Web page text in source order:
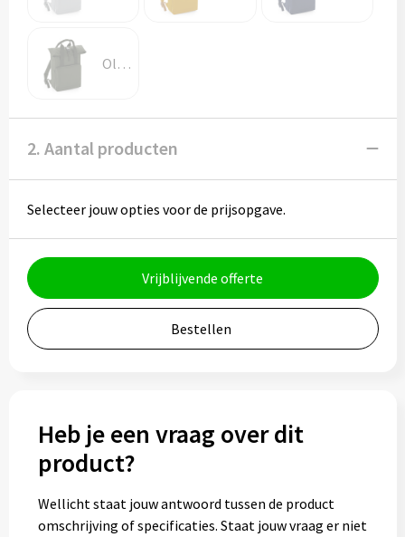
Potloden
Markeerstiften
Geschenksets
Merken
Notaboekjes
Notablokken
Mappen
Bidons
Drinkbekers
Drinkflessen
Olive Green
2. Aantal producten
Selecteer jouw opties voor de prijsopgave.
Vrijblijvende offerte
Bestellen
Heb je een vraag over dit
product?
Wellicht staat jouw antwoord tussen de product
omschrijving of specificaties. Staat jouw vraag er niet